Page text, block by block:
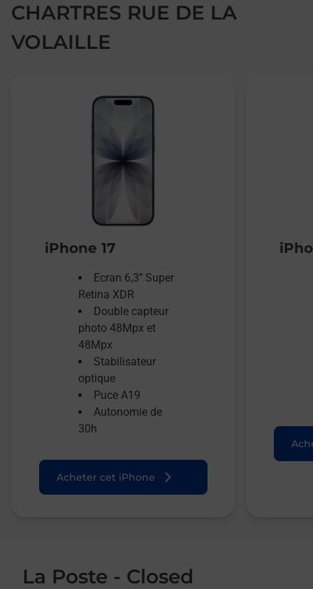
CHARTRES RUE DE LA
VOLAILLE
iPhone 17
Ecran 6,3’’ Super
Retina XDR
Double capteur
photo 48Mpx et
48Mpx
Stabilisateur
optique
Puce A19
Autonomie de
30h
Acheter cet iPhone
La Poste - Closed